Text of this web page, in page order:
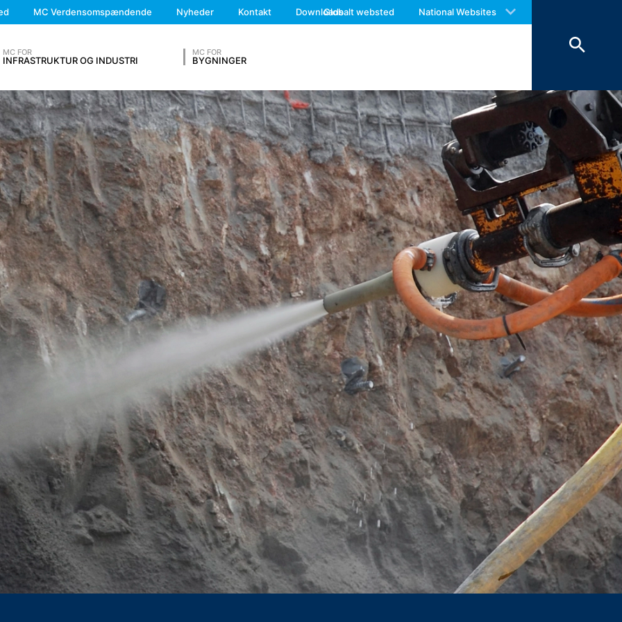
MC Verdensomspændende Nyheder Kontakt DownloadsGlobalt websted National Websites
MC FOR
INFRASTRUKTUR OG INDUSTRI
MC FOR
BYGNINGER
til tredjelande uden for Det Europæiske Økonomiske Samarbejdsområde (med undtagelse af cookies
udtrykkeligt er angivet).
i såkaldte serverlogfiler baseret på vores legitime interesse (art. 6 punkt 1 (f) i
kilder. Serverlogfilerne gemmes i maksimalt 7 dage og slettes derefter. Lagring af dataene foretages
afklare tilfælde af misbrug. Hvis data skal tilbagekaldes som grundlag for bevis, er de udelukket fra
I denne periode er behandlingen begrænset.
kontakte os på frivillig basis online. Som en del af kontaktformularen indsamler vi personlige data (navn,
e-mail-adresse), emnet og indholdet af din besked samt brochurer, som du anmoder om.
Ved at behandle dataene har vi en legitim interesse i at besvare dine henvendelser (art. 6 punkt 1
Derudover er vi forpligtet til at føre optegnelser baseret på kommercielle og skattemæssige regler
der er vært for webstedet på vores vegne. Der sker ikke videregivelse til tredjepart. Vi
i en periode på 10 år og sletter dem derefter. Transmission til tredjelande uden for Det Europæiske
er en webanalysetjeneste. Den drives af Google Inc., 1600 Amphitheatre Parkway, Mountain View, CA
“cookies”. De er tekstfiler, der gemmes på din computer, og som giver dig mulighed for at analysere
genereres af cookien om din brug af dette websted, sendes normalt til en Google-server i USA og gemmes
art. 6 punkt 1 (f) i den generelle databeskyttelsesforordning. Webstedsoperatøren har en legitim
optimere både webstedet og reklamerne på stedet.
på dette websted. Din IP-adresse vil blive forkortet af Google inden for Den Europæiske Union eller
Samarbejdsområde inden transmission til USA. Kun i undtagelsestilfælde sendes den fulde IP-
der. Google bruger disse oplysninger på vegne af operatøren af dette websted til at evaluere din
om webstedsaktivitet og til at levere andre tjenester vedrørende webstedsaktivitet og internetbrug til
overføres af din browser som en del af Google Analytics, flettes ikke med andre data, som Google har.
RESUME
Lastname*
Phone Number
Feel free to contact us again should you find necessary.